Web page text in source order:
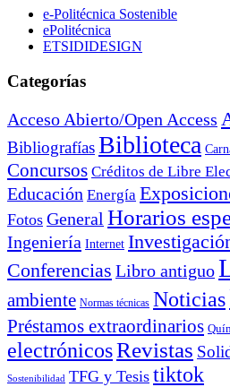
e-Politécnica Sostenible
ePolitécnica
ETSIDIDESIGN
Categorías
Acceso Abierto/Open Access
BibliografíasBiblioteca
Concursos Créditos de Libre
Educación Energía
Fotos General Horarios
Ingeniería Internet
Conferencias Libro antiguo
ambiente Normas técnicas Noticias
Préstamos extraordinarios
electrónicosRevistas
Sostenibilidad TFG y Tesis tiktok